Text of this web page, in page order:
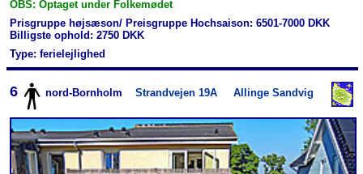
OBS: Optaget under Folkemødet
Prisgruppe højsæson/ Preisgruppe Hochsaison: 6501-7000 DKK
Billigste ophold: 2750 DKK
Type: ferielejlighed
6 nord-Bornholm Strandvejen 19A Allinge Sandvig